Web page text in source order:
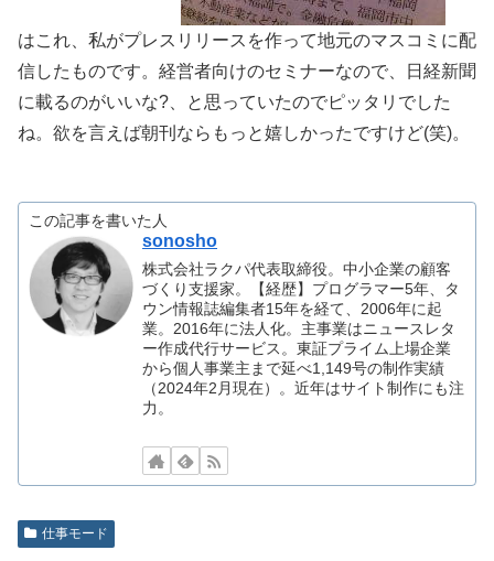
はこれ、私がプレスリリースを作って地元のマスコミに配
信したものです。経営者向けのセミナーなので、日経新聞
に載るのがいいな?、と思っていたのでピッタリでした
ね。欲を言えば朝刊ならもっと嬉しかったですけど(笑)。
この記事を書いた人
sonosho
株式会社ラクパ代表取締役。中小企業の顧客
づくり支援家。【経歴】プログラマー5年、タ
ウン情報誌編集者15年を経て、2006年に起
業。2016年に法人化。主事業はニュースレタ
ー作成代行サービス。東証プライム上場企業
から個人事業主まで延べ1,149号の制作実績
（2024年2月現在）。近年はサイト制作にも注
力。
仕事モード